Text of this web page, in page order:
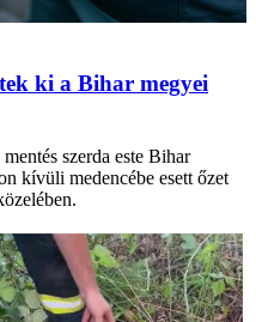
ki a Bihar megyei
szerda este Bihar
kívüli medencébe esett őzet